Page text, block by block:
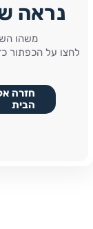
נראה
משהו
לחצו על הכפתור
חזרה
הבית